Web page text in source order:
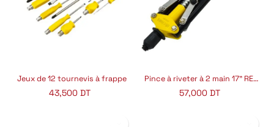
Jeux de 12 tournevis à frappe
43,500DT
Pince à riveter à 2 main 17" REA004
57,000 DT